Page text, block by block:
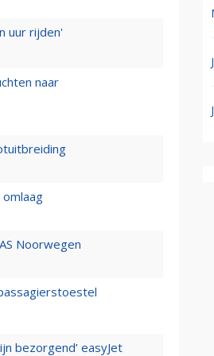
uur rijden'
naar
Noorwegen
bezorgend’ easyJet